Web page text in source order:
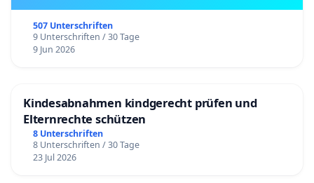
507 Unterschriften
9 Unterschriften / 30 Tage
9 Jun 2026
Kindesabnahmen kindgerecht prüfen und
Elternrechte schützen
8 Unterschriften
8 Unterschriften / 30 Tage
23 Jul 2026